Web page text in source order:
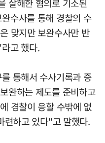
살해한 혐의로 기소된
수사를 통해 경찰의 수
맞지만 보완수사만 반
고 했다.
통해서 수사기록과 증
완하는 제도를 준비하고
경찰이 응할 수밖에 없
련하고 있다"고 말했다.